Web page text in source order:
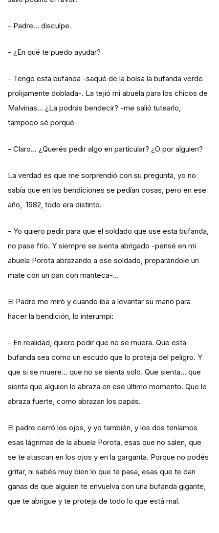
- Padre… disculpe.
- ¿En qué te puedo ayudar?
- Tengo esta bufanda -saqué de la bolsa la bufanda verde
prolijamente doblada-. La tejió mi abuela para los chicos de
Malvinas… ¿La podrás bendecir? -me salió tutearlo,
tampoco sé porqué-
- Claro… ¿Querés pedir algo en particular? ¿O por alguien?
La verdad es que me sorprendió con su pregunta, yo no
sabía que en las bendiciones se pedían cosas, pero en ese
año, 1982, todo era distinto.
- Yo quiero pedir para que el soldado que use esta bufanda,
no pase frío. Y siempre se sienta abrigado -pensé en mi
abuela Porota abrazando a ese soldado, preparándole un
mate con un pan con manteca-...
El Padre me miró y cuando iba a levantar su mano para
hacer la bendición, lo interumpi:
- En realidad, quiero pedir que no se muera. Que esta
bufanda sea como un escudo que lo proteja del peligro. Y
que si se muere… que no se sienta solo. Que sienta… que
sienta que alguien lo abraza en ese último momento. Que lo
abraza fuerte, como abrazan los papás.
El padre cerró los ojos, y yo también, y los dos teníamos
esas lágrimas de la abuela Porota, esas que no salen, que
se te atascan en los ojos y en la garganta. Porque no podés
gritar, ni sabés muy bien lo que te pasa, esas que te dan
ganas de que alguien te envuelva con una bufanda gigante,
que te abrigue y te proteja de todo lo que está mal.